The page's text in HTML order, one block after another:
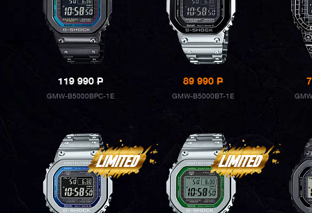
119 990P
GMW-B5000BPC-1E
89 990P
GMW-B5000BT-1E